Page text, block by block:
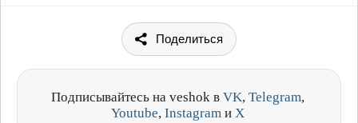
Поделиться
Подписывайтесь на veshok в VK, Telegram,
Youtube, Instagram и X